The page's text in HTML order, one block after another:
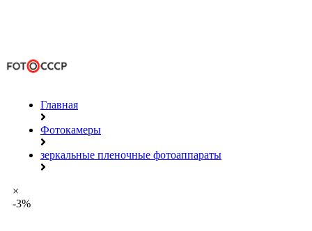
Главная
Фотокамеры
зеркальные пленочные фотоаппараты
×
-3%